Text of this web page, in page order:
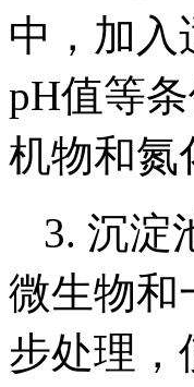
中，加入
pH值等
机物和氮
3. 沉淀
微生物和
步处理，